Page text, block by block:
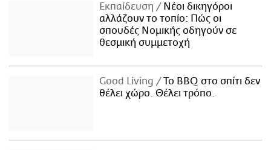
Εκπαίδευση
Νέοι δικηγόροι
αλλάζουν το τοπίο: Πώς οι
σπουδές Νομικής οδηγούν σε
θεσμική συμμετοχή
Good Living
Το BBQ στο σπίτι δεν
θέλει χώρο. Θέλει τρόπο.